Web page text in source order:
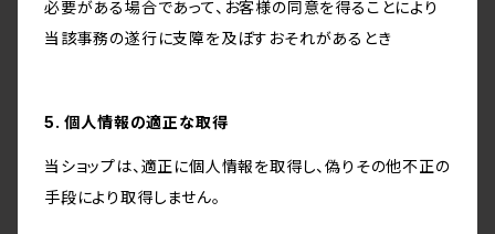
必要がある場合であって、お客様の同意を得ることにより
当該事務の遂行に支障を及ぼすおそれがあるとき
5. 個人情報の適正な取得
当ショップは、適正に個人情報を取得し、偽りその他不正の
手段により取得しません。